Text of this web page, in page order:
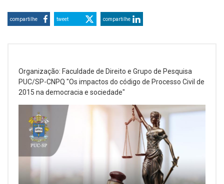
compartilhe tweet compartilhe
Organização: Faculdade de Direito e Grupo de Pesquisa
PUC/SP-CNPQ "Os impactos do código de Processo Civil de
2015 na democracia e sociedade"